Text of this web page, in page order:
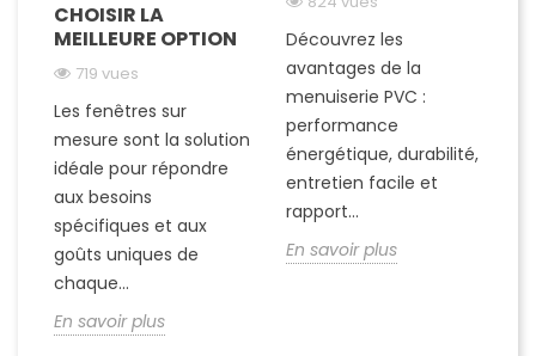
CHOISIR LA
MEILLEURE OPTION
719 vues
Les fenêtres sur
mesure sont la solution
idéale pour répondre
aux besoins
spécifiques et aux
goûts uniques de
chaque...
En savoir plus
Découvrez les
avantages de la
menuiserie PVC :
performance
énergétique, durabilité,
entretien facile et
rapport...
En savoir plus